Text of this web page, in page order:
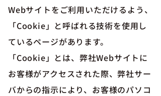
Webサイトをご利用いただけるよう、
「Cookie」と呼ばれる技術を使用し
ているページがあります。
「Cookie」とは、弊社Webサイトに
お客様がアクセスされた際、弊社サー
バからの指示により、お客様のパソコ